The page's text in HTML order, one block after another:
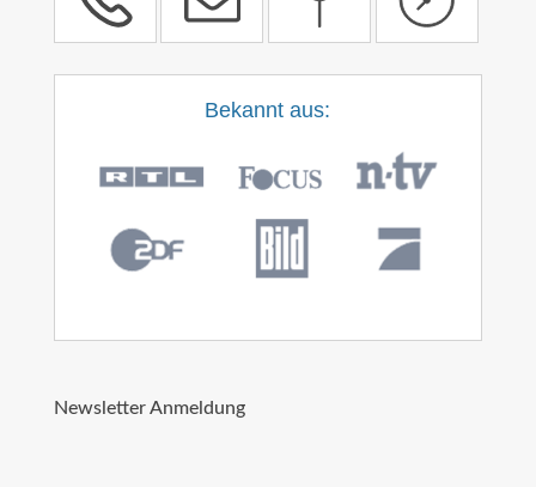
Bekannt aus:
Newsletter Anmeldung